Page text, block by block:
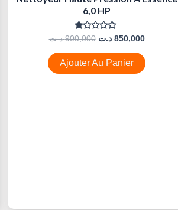
6,0 HP
Note
Sur
5
900,000 د.ت 850,000 د.ت
Ajouter Au Panier